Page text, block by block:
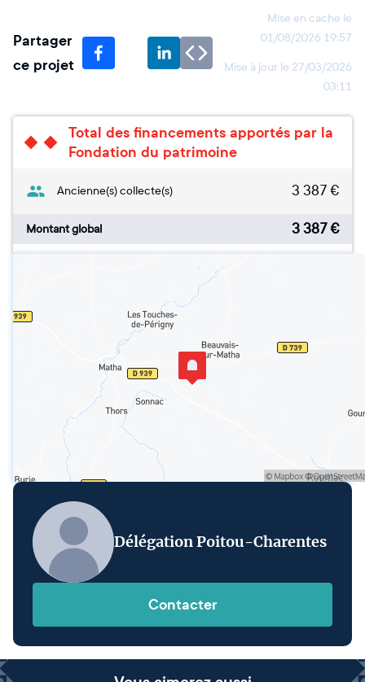
Partager
ce projet
Mise en cache le
01/08/2026 19:57
Mise à jour le 27/03/2026
03:11
Total des financements apportés par la
Fondation du patrimoine
Ancienne(s) collecte(s) 3 387 €
Montant global 3 387€
Délégation Poitou-Charentes
Contacter